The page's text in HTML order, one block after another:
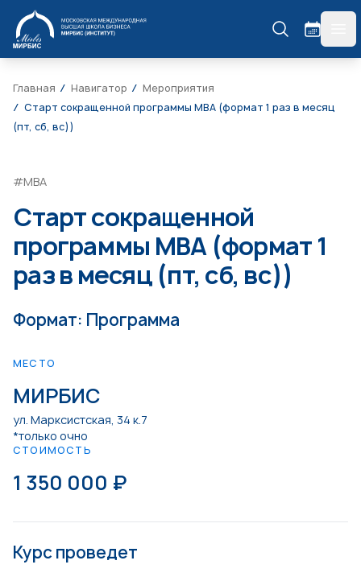
МИРБИС
Главная Навигатор
Мероприятия
Старт сокращенной программы MBA (формат 1 раз в месяц
(пт, сб, вс))
#МВА
Старт сокращенной
программы MBA (формат 1
раз в месяц (пт, сб, вс))
Формат: Программа
МЕСТО
МИРБИС
ул. Марксистская, 34 к.7
*только очно
СТОИМОСТЬ
1 350 000 ₽
Курс проведет